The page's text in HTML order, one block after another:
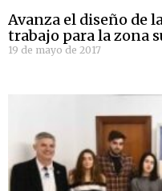
Avanza el diseño de
trabajo para la zona
19 de mayo de 2017